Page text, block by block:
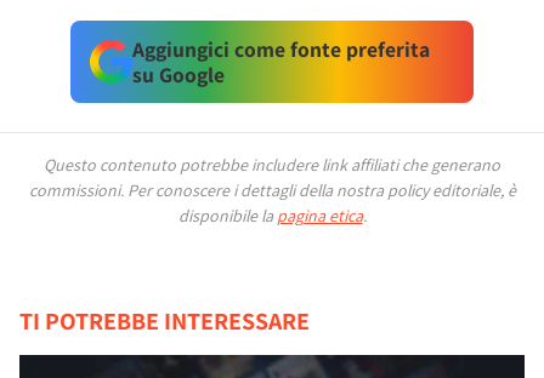
Aggiungici come fonte preferita
su Google
Questo contenuto potrebbe includere link affiliati che generano
commissioni. Per conoscere i dettagli della nostra policy editoriale, è
disponibile la pagina etica.
TI POTREBBE INTERESSARE